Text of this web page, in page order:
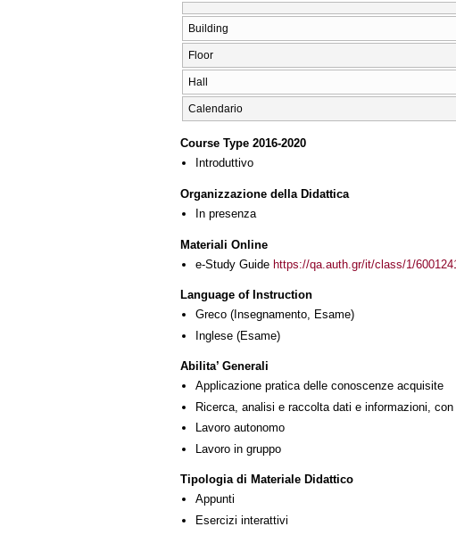
Building
Floor
Hall
Calendario
Course Type 2016-2020
Introduttivo
Organizzazione della Didattica
In presenza
Materiali Online
e-Study Guide https://qa.auth.gr/it/class/1/
Language of Instruction
Greco (Insegnamento, Esame)
Inglese (Esame)
Abilita’ Generali
Applicazione pratica delle conoscenze acquisite
Ricerca, analisi e raccolta dati e informazioni,
Lavoro autonomo
Lavoro in gruppo
Tipologia di Materiale Didattico
Appunti
Esercizi interattivi